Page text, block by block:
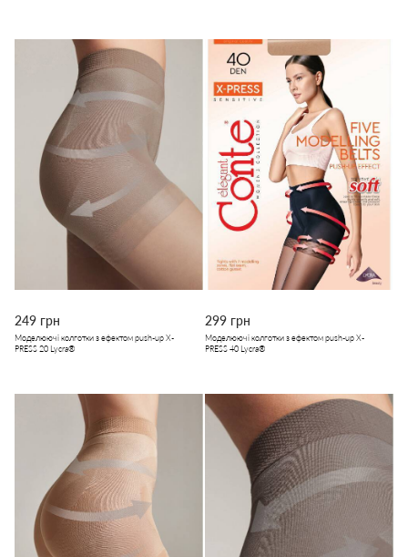
249 грн
Моделюючі колготки з ефектом push-up X-
PRESS 20 Lycra®
299 грн
Моделюючі колготки з ефектом push-up X-
PRESS 40 Lycra®